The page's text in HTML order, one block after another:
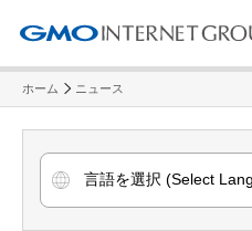
ホーム ニュース